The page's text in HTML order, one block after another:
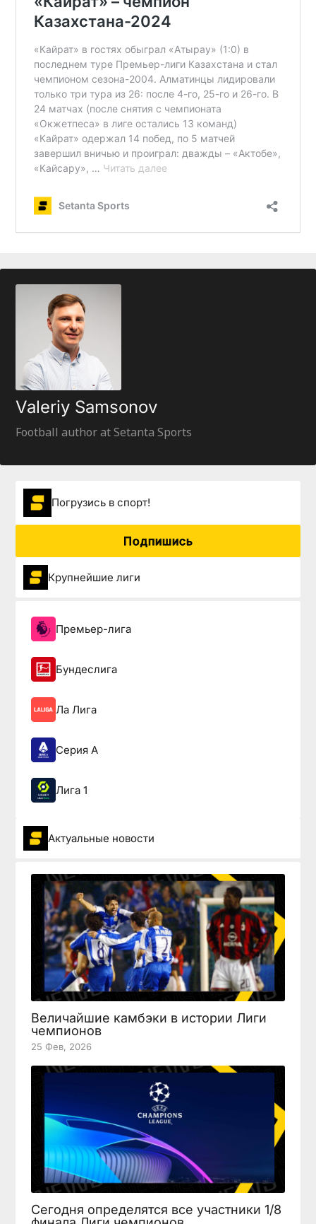
Valeriy Samsonov
Football author at Setanta Sports
Погрузиcь в спорт!
Подпишись
Крупнейшие лиги
Премьер-лига
Бундеслига
Ла Лига
Серия А
Лига 1
Актуальные новости
Величайшие камбэки в истории Лиги
чемпионов
25 Фев, 2026
Сегодня определятся все участники 1/8